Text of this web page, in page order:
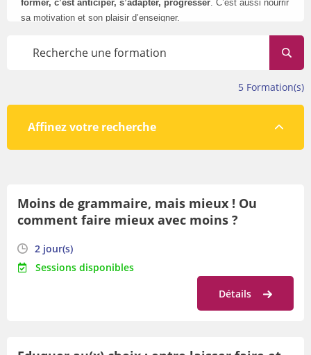
former, c’est anticiper, s’adapter, progresser. C’est aussi nourrir
sa motivation et son plaisir d’enseigner.
évolue tout au long de l’année.
Avant de vous inscrire, veillez à prendre connaissance des
5 Formation(s)
Affinez votre recherche
Par orientation
Moins de grammaire, mais mieux ! Ou
comment faire mieux avec moins ?
2 jour(s)
Sessions disponibles
Détails